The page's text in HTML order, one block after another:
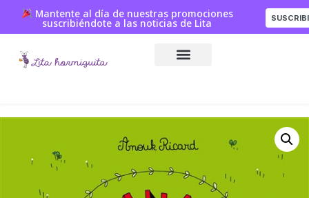
Mantente al día de nuestras promociones
suscribiéndote a las noticias de Lita